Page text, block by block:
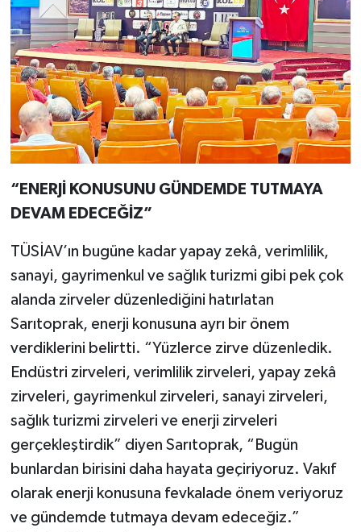
“ENERJİ KONUSUNU GÜNDEMDE TUTMAYA
DEVAM EDECEĞİZ”
TÜSİAV’ın bugüne kadar yapay zekâ, verimlilik,
sanayi, gayrimenkul ve sağlık turizmi gibi pek çok
alanda zirveler düzenlediğini hatırlatan
Sarıtoprak, enerji konusuna ayrı bir önem
verdiklerini belirtti. “Yüzlerce zirve düzenledik.
Endüstri zirveleri, verimlilik zirveleri, yapay zekâ
zirveleri, gayrimenkul zirveleri, sanayi zirveleri,
sağlık turizmi zirveleri ve enerji zirveleri
gerçekleştirdik” diyen Sarıtoprak, “Bugün
bunlardan birisini daha hayata geçiriyoruz. Vakıf
olarak enerji konusuna fevkalade önem veriyoruz
ve gündemde tutmaya devam edeceğiz.”